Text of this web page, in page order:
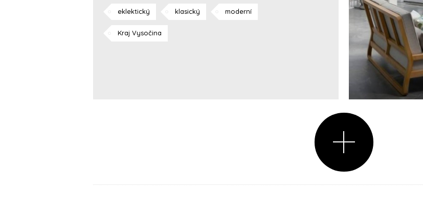
eklektický klasický moderní
Kraj Vysočina